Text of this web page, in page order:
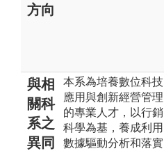
方向
與相
關科
系之
異同
本系為培養數位科技
應用與創新經營管理
的專業人才，以行銷
科學為基，養成利用
數據驅動分析和落實